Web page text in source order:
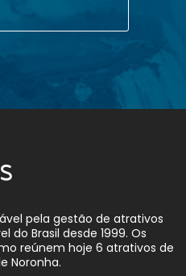
pela gestão de atrativos
do Brasil desde 1999. Os
reúnem hoje 6 atrativos de
Noronha.